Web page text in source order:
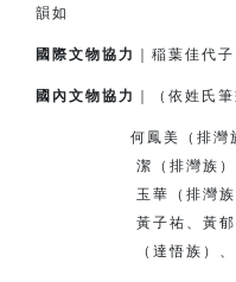
韻如
國際文物協力 稲葉佳代
國內文物協力 ｜（依姓氏
何鳳美（排灣族）、
潔（排灣族）
玉華（排灣族
黃子祐、黃郁
（達悟族）、